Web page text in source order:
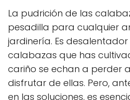
La pudrición de las
pesadilla para cualquier
jardinería. Es
calabazas que has
cariño se echan a perder
disfrutar de ellas. Pero,
en las soluciones, es